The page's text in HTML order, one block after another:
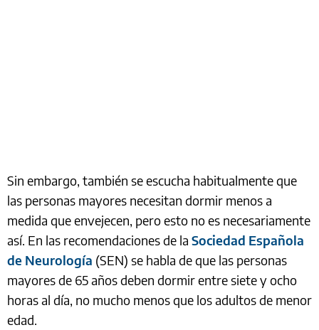
Sin embargo, también se escucha habitualmente que
las personas mayores necesitan dormir menos a
medida que envejecen, pero esto no es necesariamente
así. En las recomendaciones de la Sociedad Española
de Neurología (SEN) se habla de que las personas
mayores de 65 años deben dormir entre siete y ocho
horas al día, no mucho menos que los adultos de menor
edad.